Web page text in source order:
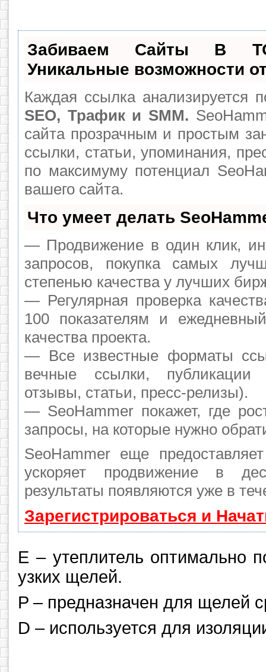
Забиваем Сайты В
Уникальные возможности
Каждая ссылка анализируется
SEO, Трафик и SMM.
сайта прозрачным и простым
ссылки, статьи, упоминания,
по максимуму потенциал
вашего сайта.
Что умеет делать
— Продвижение в один клик,
запросов, покупка самых
степенью качества у лучших
— Регулярная проверка
100 показателям и
качества проекта.
— Все известные форматы
вечные ссылки, публикации
отзывы, статьи, пресс-релизы).
— SeoHammer покажет, где
запросы, на которые нужно
SeoHammer еще
ускоряет продвижение в
результаты появляются уже в
Зарегистрироваться и
Е – утеплитель оптимально
узких щелей.
P – предназначен для щелей
D – используется для